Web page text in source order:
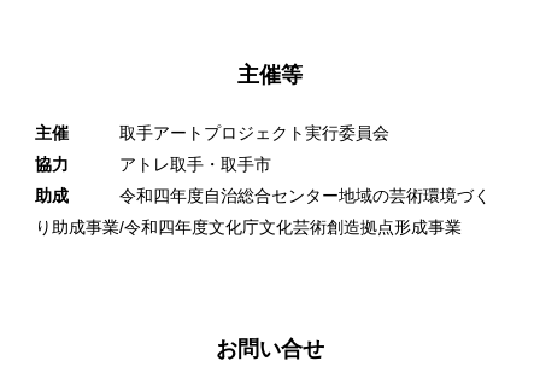
主催等
主催取手アートプロジェクト実行委員会
協力 アトレ取手・取手市
助成令和四年度自治総合センター地域の芸術環境づく
り助成事業/令和四年度文化庁文化芸術創造拠点形成事業
お問い合せ